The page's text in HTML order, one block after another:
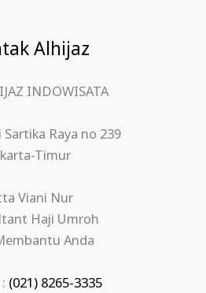
Alhijaz
INDOWISATA
Sartika Raya no 239
Timur
Viani Nur
Haji Umroh
Anda
(021) 8265-3335